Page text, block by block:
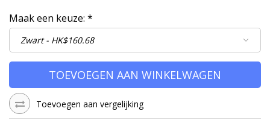
Maak een keuze: *
TOEVOEGEN AAN WINKELWAGEN
Toevoegen aan vergelijking